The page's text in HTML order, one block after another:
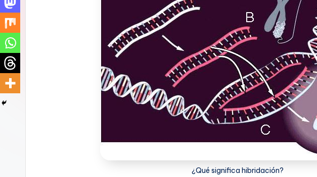
¿Qué significa hibridación?